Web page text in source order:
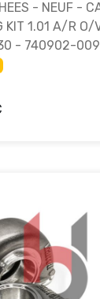
- NEUF -
KIT 1.01 A/R O/
- 740902-